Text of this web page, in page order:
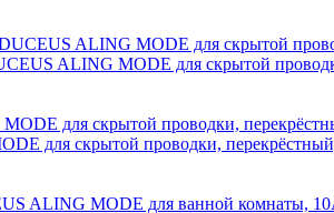
ALING MODE для скрытой
для скрытой проводки,